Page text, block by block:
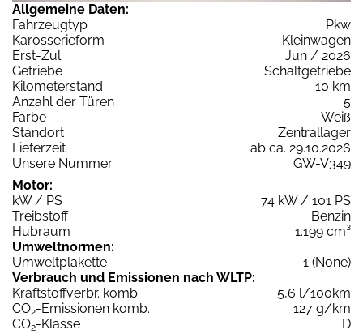
Allgemeine Daten:
Fahrzeugtyp
Pkw
Karosserieform
Kleinwagen
Erst-Zul.
Jun / 2026
Getriebe
Schaltgetriebe
Kilometerstand
10 km
Anzahl der Türen
5
Farbe
Weiß
Standort
Zentrallager
Lieferzeit
ab ca. 29.10.2026
Unsere Nummer
GW-V349
Motor:
kW / PS
74 kW / 101 PS
Treibstoff
Benzin
Hubraum
1.199 cm³
Umweltnormen:
Umweltplakette
1 (None)
Verbrauch und Emissionen nach WLTP:
Kraftstoffverbr. komb.
5,6 l/100km
CO2-Emissionen komb.
127 g/km
CO2-Klasse
D